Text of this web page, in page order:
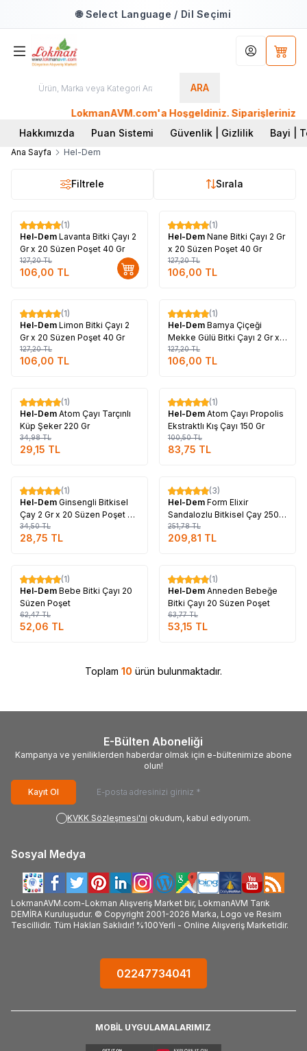
🌐 Select Language / Dil Seçimi
ARA
Hesabım
LokmanAVM.com'a Hoşgeldiniz. Siparişleriniz
Hakkımızda
Puan Sistemi Güvenlik | Gizlilik Bayi |
Ana Sayfa Hel-Dem
Filtrele Sırala
%17
(1)
Hel-Dem Lavanta Bitki Çayı 2
Gr x 20 Süzen Poşet 40 Gr
127,20TL
106,00 TL
%17
(1)
Hel-Dem Nane Bitki Çayı 2 Gr
x 20 Süzen Poşet 40 Gr
127,20TL
106,00 TL
%17
(1)
Hel-Dem Limon Bitki Çayı 2
Gr x 20 Süzen Poşet 40 Gr
127,20TL
106,00 TL
%17
(1)
Hel-Dem Bamya Çiçeği
Mekke Gülü Bitki Çayı 2 Gr x
20 Süzen Poşet 40 Gr
127,20TL
106,00 TL
%17
(1)
Hel-Dem Atom Çayı Tarçınlı
Küp Şeker 220 Gr
34,98TL
29,15 TL
%17
(1)
Hel-Dem Atom Çayı Propolis
Ekstraktlı Kış Çayı 150 Gr
100,50TL
83,75 TL
%17
(1)
Hel-Dem Ginsengli Bitkisel
Çay 2 Gr x 20 Süzen Poşet 40
Gr
34,50TL
28,75 TL
%17
(3)
Hel-Dem Form Elixir
Sandalozlu Bitkisel Çay 250
Gr
251,78TL
209,81 TL
%17
(1)
Hel-Dem Bebe Bitki Çayı 20
Süzen Poşet
62,47TL
52,06 TL
%17
(1)
Hel-Dem Anneden Bebeğe
Bitki Çayı 20 Süzen Poşet
63,77TL
53,15 TL
Toplam 10 ürün bulunmaktadır.
E-Bülten Aboneliği
Kampanya ve yeniliklerden haberdar olmak için e-bültenimize abone
olun!
Kayıt Ol
KVKK Sözleşmesi'ni okudum, kabul ediyorum.
Sosyal Medya
LokmanAVM.com-Lokman Alışveriş Market bir, LokmanAVM Tarık
DEMİRA Kuruluşudur. © Copyright 2001-2026 Marka, Logo ve Resim
Tescillidir. Tüm Hakları Saklıdır! %100Yerli - Online Alışveriş Marketidir.
02247734041
MOBİL UYGULAMALARIMIZ